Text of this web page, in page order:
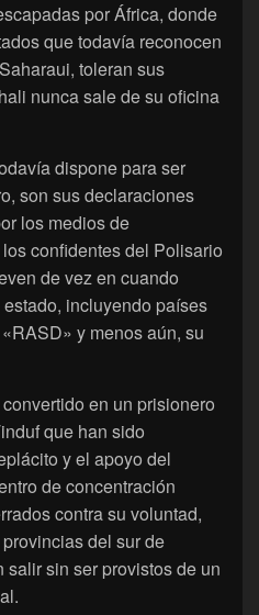
por África, donde
que todavía reconocen
toleran sus
nunca sale de su oficina
dispone para ser
son sus declaraciones
los medios de
confidentes del Polisario
de vez en cuando
incluyendo países
y menos aún, su
en un prisionero
que han sido
y el apoyo del
de concentración
contra su voluntad,
del sur de
sin ser provistos de un